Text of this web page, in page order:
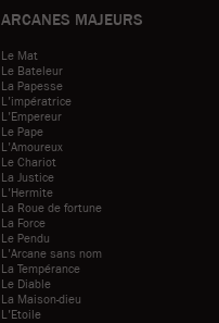
ARCANES MAJEURS
Le Mat
Le Bateleur
La Papesse
L'impératrice
L'Empereur
Le Pape
L'Amoureux
Le Chariot
La Justice
L'Hermite
La Roue de fortune
La Force
Le Pendu
L'Arcane sans nom
La Tempérance
Le Diable
La Maison-dieu
L'Etoile